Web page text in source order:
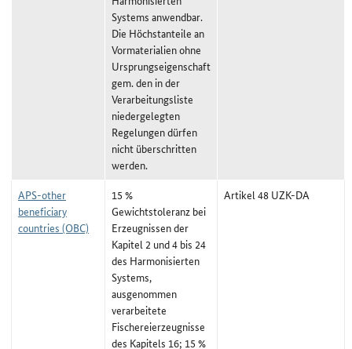
Systems anwendbar.
Die Höchstanteile an
Vormaterialien ohne
Ursprungseigenschaft
gem. den in der
Verarbeitungsliste
niedergelegten
Regelungen dürfen
nicht überschritten
werden.
APS-other
beneficiary
countries (OBC)
15 %
Gewichtstoleranz bei
Erzeugnissen der
Kapitel 2 und 4 bis 24
des Harmonisierten
Systems,
ausgenommen
verarbeitete
Fischereierzeugnisse
des Kapitels 16; 15 %
Artikel 48 UZK-DA